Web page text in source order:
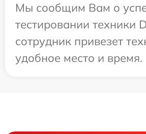
Мы сообщим Вам о
тестировании техники
сотрудник привезет
удобное место и время.